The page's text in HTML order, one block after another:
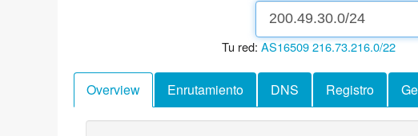
Tu red: AS16509216.73.216.0/22
Overview Enrutamiento DNS Registro